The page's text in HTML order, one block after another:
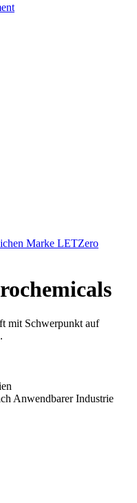
Marke LETZero
mit Schwerpunkt auf
Anwendbarer Industrie